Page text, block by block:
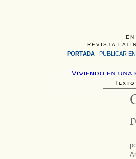
REVISTA
PORTADA | PUBLICAR